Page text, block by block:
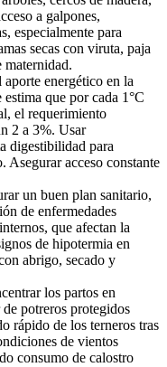
a galpones,
especialmente para
secas con viruta, paja
maternidad.
energético en la
que por cada 1°C
el requerimiento
2 a 3%. Usar
digestibilidad para
Asegurar acceso constante
un buen plan sanitario,
de enfermedades
que afectan la
de hipotermia en
abrigo, secado y
los partos en
potreros protegidos
rápido de los terneros tras
de vientos
consumo de calostro